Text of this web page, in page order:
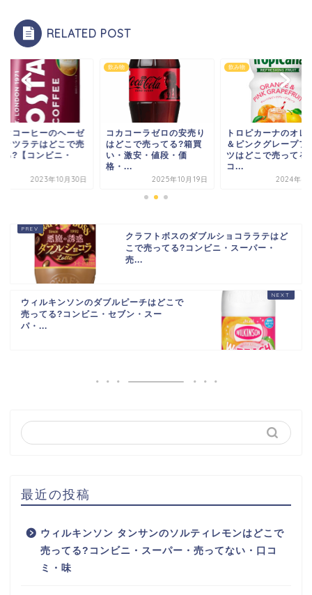
RELATED POST
コーラゼロの安売り
こで売ってる?箱買
激安・値段・価
2025年10月19日
飲み物
トロピカーナのオレンジ
＆ピンクグレープフルー
ツはどこで売ってる?
コ...
2024年4月10日
飲み物
コスタコーヒーのヘ
ルナッツラテはどこ
ってる?【コンビニ
ス...
2023年10
クラフトボスのダブルショコララテはど
こで売ってる?コンビニ・スーパー・
売...
ウィルキンソンのダブルピーチはどこで
売ってる?コンビニ・セブン・スー
パ・...
最近の投稿
ウィルキンソン タンサンのソルティレモンはどこで
売ってる?コンビニ・スーパー・売ってない・口コ
ミ・味